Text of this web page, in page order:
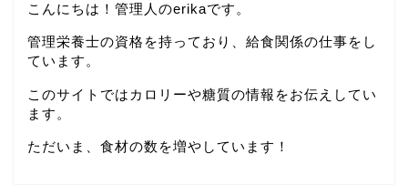
こんにちは！管理人のerikaです。
管理栄養士の資格を持っており、給食関係の仕事をし
ています。
このサイトではカロリーや糖質の情報をお伝えしてい
ます。
ただいま、食材の数を増やしています！